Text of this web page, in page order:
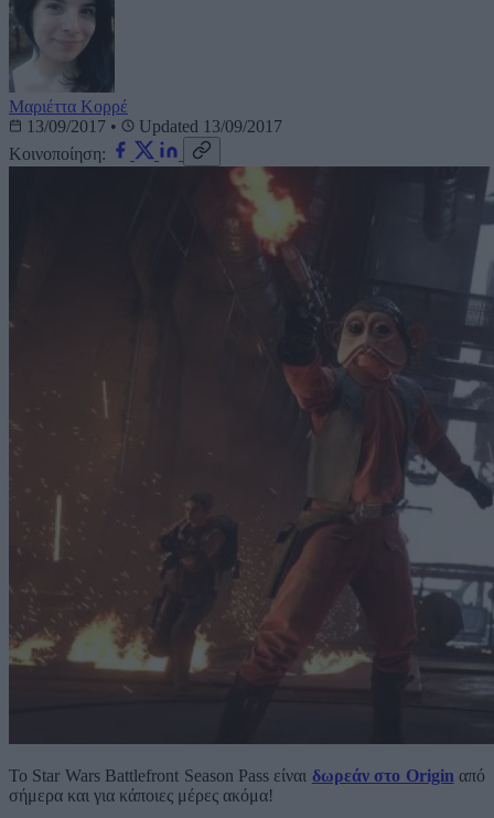
Μαριέττα Κορρέ
13/09/2017 •
Updated 13/09/2017
Κοινοποίηση:
Το Star Wars Battlefront Season Pass είναι δωρεάν στο Originαπό
σήμερα και για κάποιες μέρες ακόμα!